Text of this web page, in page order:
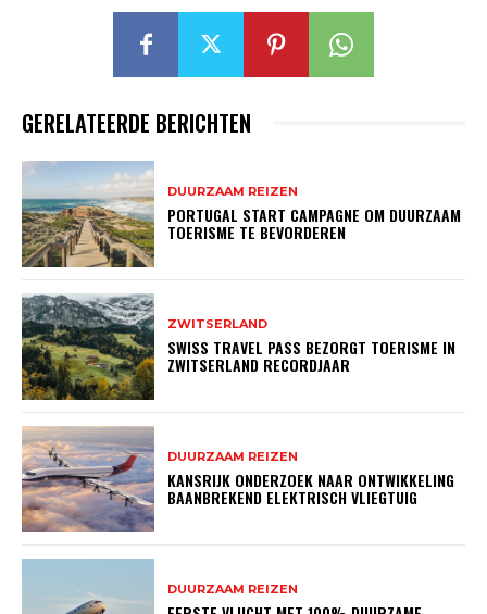
GERELATEERDE BERICHTEN
DUURZAAM REIZEN
PORTUGAL START CAMPAGNE OM DUURZAAM
TOERISME TE BEVORDEREN
ZWITSERLAND
SWISS TRAVEL PASS BEZORGT TOERISME IN
ZWITSERLAND RECORDJAAR
DUURZAAM REIZEN
KANSRIJK ONDERZOEK NAAR ONTWIKKELING
BAANBREKEND ELEKTRISCH VLIEGTUIG
DUURZAAM REIZEN